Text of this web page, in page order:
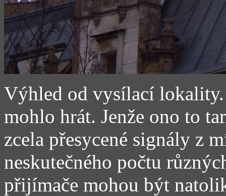
Výhled od vysílací
mohlo hrát. Jenže ono to
zcela přesycené signály z
neskutečného počtu
přijímače mohou být